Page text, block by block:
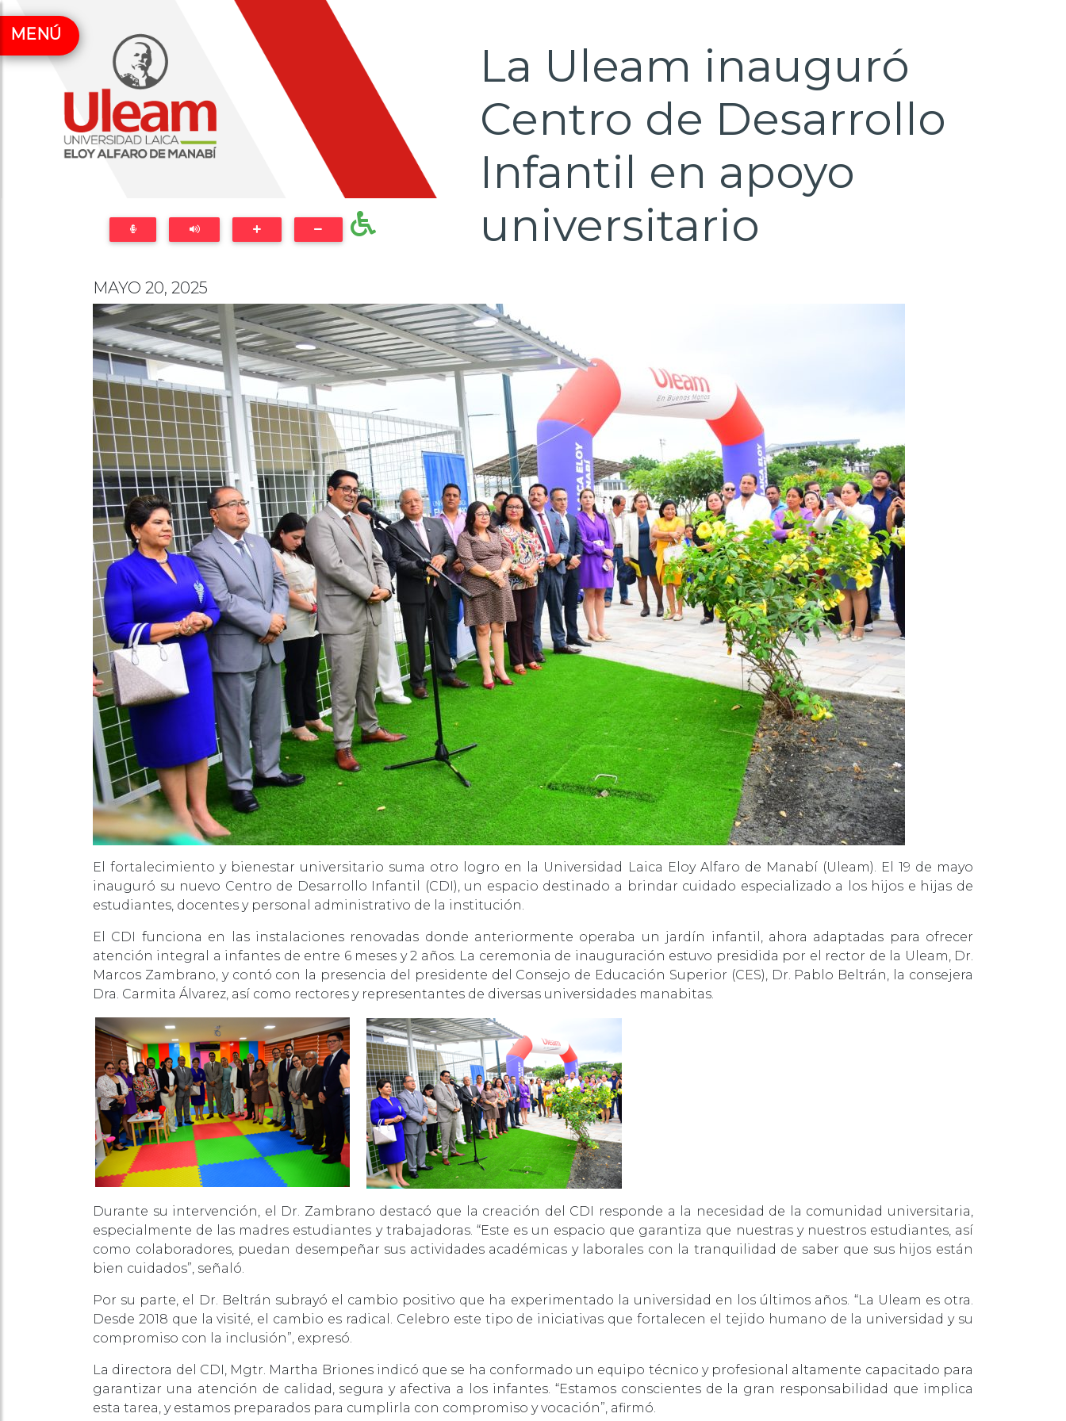
MENÚ
La Uleam inauguró
Centro de Desarrollo
Infantil en apoyo
universitario
MAYO 20, 2025
El fortalecimiento y bienestar universitario suma otro logro en la Universidad Laica Eloy Alfaro de Manabí (Uleam). El 19 de mayo
inauguró su nuevo Centro de Desarrollo Infantil (CDI), un espacio destinado a brindar cuidado especializado a los hijos e hijas de
estudiantes, docentes y personal administrativo de la institución.
El CDI funciona en las instalaciones renovadas donde anteriormente operaba un jardín infantil, ahora adaptadas para ofrecer
atención integral a infantes de entre 6 meses y 2 años. La ceremonia de inauguración estuvo presidida por el rector de la Uleam, Dr.
Marcos Zambrano, y contó con la presencia del presidente del Consejo de Educación Superior (CES), Dr. Pablo Beltrán, la consejera
Dra. Carmita Álvarez, así como rectores y representantes de diversas universidades manabitas.
Durante su intervención, el Dr. Zambrano destacó que la creación del CDI responde a la necesidad de la comunidad universitaria,
especialmente de las madres estudiantes y trabajadoras. “Este es un espacio que garantiza que nuestras y nuestros estudiantes, así
como colaboradores, puedan desempeñar sus actividades académicas y laborales con la tranquilidad de saber que sus hijos están
bien cuidados”, señaló.
Por su parte, el Dr. Beltrán subrayó el cambio positivo que ha experimentado la universidad en los últimos años. “La Uleam es otra.
Desde 2018 que la visité, el cambio es radical. Celebro este tipo de iniciativas que fortalecen el tejido humano de la universidad y su
compromiso con la inclusión”, expresó.
La directora del CDI, Mgtr. Martha Briones indicó que se ha conformado un equipo técnico y profesional altamente capacitado para
garantizar una atención de calidad, segura y afectiva a los infantes. “Estamos conscientes de la gran responsabilidad que implica
esta tarea, y estamos preparados para cumplirla con compromiso y vocación”, afirmó.